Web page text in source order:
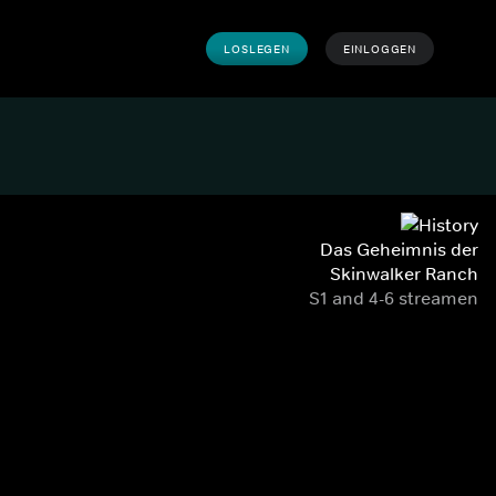
LOSLEGEN EINLOGGEN
Das Geheimnis der
Skinwalker Ranch
S1 and 4-6 streamen